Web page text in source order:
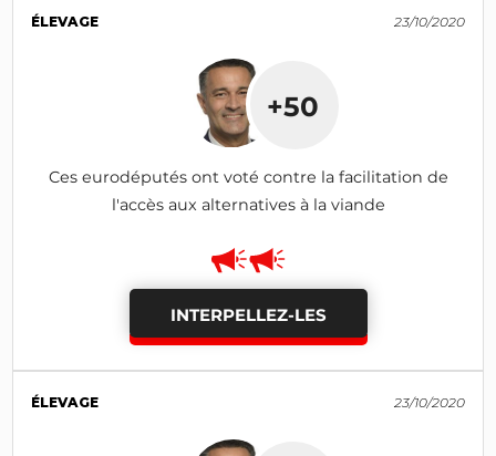
ÉLEVAGE 23/10/2020
+50
Ces eurodéputés ont voté contre la facilitation de
l'accès aux alternatives à la viande
INTERPELLEZ-LES
ÉLEVAGE 23/10/2020